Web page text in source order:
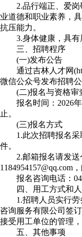
2.品行端正、爱岗
业道德和职业素养，
抗压能力。
3.身体健康，具有
三、招聘程序
(一)发布公告
通过吉林人才网
微信公众号发布招聘公
(二)报名与资格审
报名时间：2026年5
止。
(三)报名方式
1.此次招聘报名采
件。
2.邮箱报名请发送
1184954157@qq.com
报名咨询电话：
四、用工方式和人
1.招聘人员实行劳
咨询服务有限公司签
接受用工单位的管理
五、其他事项